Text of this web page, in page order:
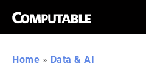
Home » Data & AI